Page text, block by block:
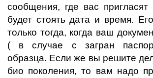
сообщения, где вас
будет стоять дата и время.
только тогда, когда ваш
( в случае с загран
образца. Если же вы решите
био поколения, то вам надо